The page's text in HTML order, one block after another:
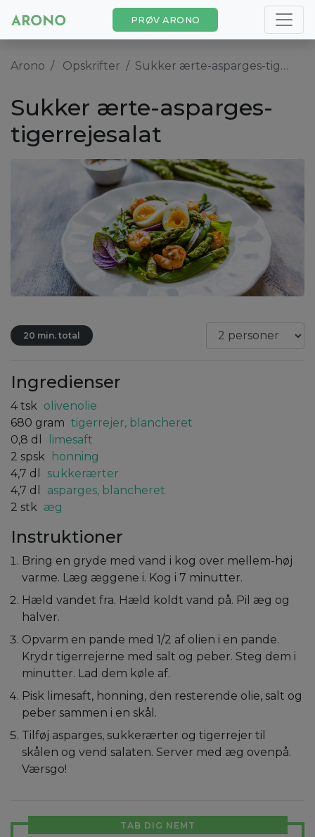
PRØV ARONO
Arono Opskrifter Sukker ærte-asparges-tigerrejesalat
Sukker ærte-asparges-
tigerrejesalat
20 min. total
Ingredienser
4 tsk olivenolie
680 gram tigerrejer, blancheret
0,8 dl
limesaft
2 spsk
honning
4,7 dl
sukkerærter
4,7 dl
asparges, blancheret
2 stk æg
Instruktioner
Bring en gryde med vand i kog over mellem-høj
varme. Læg æggene i. Kog i 7 minutter.
Hæld vandet fra. Hæld koldt vand på. Pil æg og
halver.
Opvarm en pande med 1/2 af olien i en pande.
Krydr tigerrejerne med salt og peber. Steg dem i
minutter. Lad dem køle af.
Pisk limesaft, honning, den resterende olie, salt og
peber sammen i en skål.
Tilføj asparges, sukkerærter og tigerrejer til
skålen og vend salaten. Server med æg ovenpå.
Værsgo!
TAB DIG NEMT